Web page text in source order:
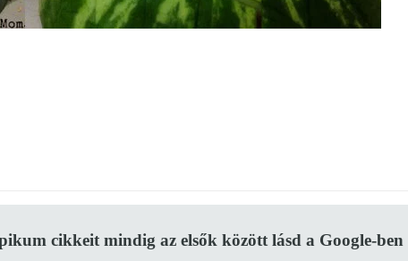
cikkeit mindig az elsők között lásd a Google-ben